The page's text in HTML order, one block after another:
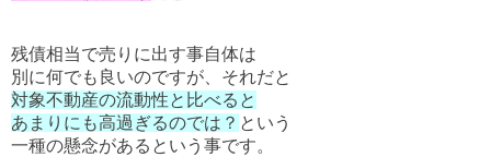
残債相当で売りに出す事自体は
別に何でも良いのですが、それだと
対象不動産の流動性と比べると
あまりにも高過ぎるのでは？ という
一種の懸念があるという事です。